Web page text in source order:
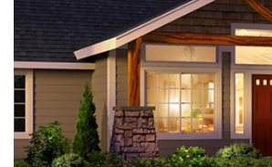
Miami House
Plumbing